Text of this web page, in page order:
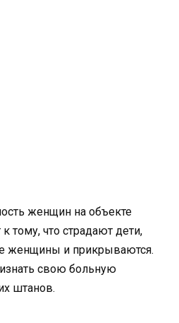
женщин на объекте
тому, что страдают дети,
женщины и прикрываются.
свою больную
штанов.